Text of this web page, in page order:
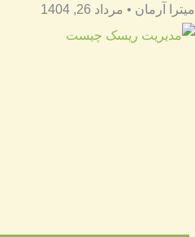
میترا آرمان مرداد 26, 1404